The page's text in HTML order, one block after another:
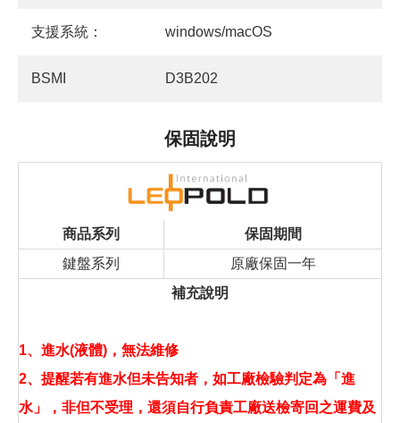
支援系統： windows/macOS
BSMI D3B202
保固說明
商品系列
保固期間
鍵盤系列
原廠保固一年
補充說明
1、進水(液體)，無法維修
2、提醒若有進水但未告知者，如工廠檢驗判定為「進
水」，非但不受理，還須自行負責工廠送檢寄回之運費及